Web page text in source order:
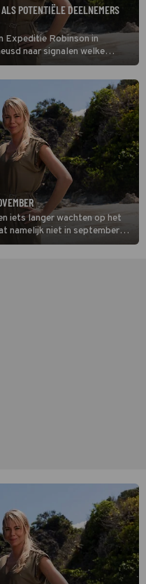
POTENTIËLE DEELNEMERS
Expeditie Robinson in
naar signalen welke
tot nu toe heel veel
iets langer wachten op het
namelijk niet in september
bevestigt RTL aan Tina